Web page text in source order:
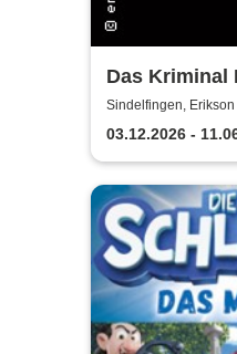
Das Kriminal
im
Sindelfingen, Erikson
03.12.2026 -